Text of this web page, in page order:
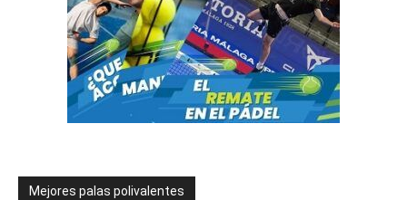
Mejores palas polivalentes